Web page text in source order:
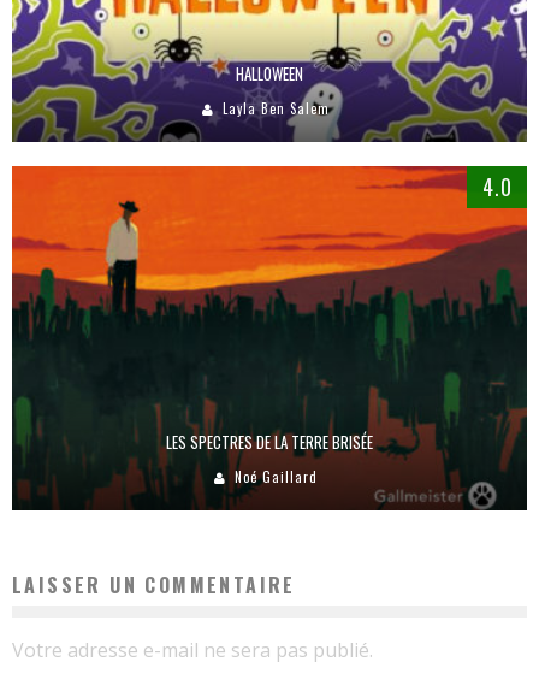
HALLOWEEN
Layla Ben Salem
4.0
LES SPECTRES DE LA TERRE BRISÉE
Noé Gaillard
LAISSER UN COMMENTAIRE
Votre adresse e-mail ne sera pas publié.